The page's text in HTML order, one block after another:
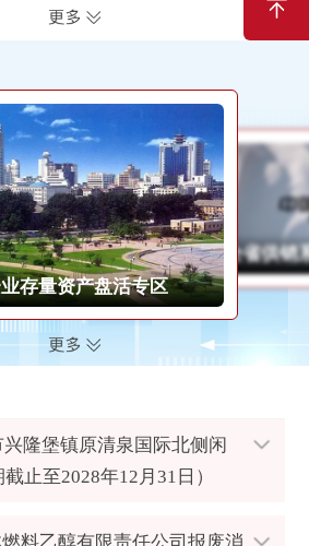
存量资产盘活专区
全省供销